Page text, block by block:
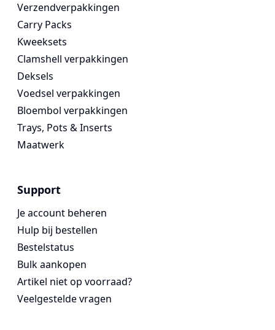
Verzendverpakkingen
Carry Packs
Kweeksets
Clamshell verpakkingen
Deksels
Voedsel verpakkingen
Bloembol verpakkingen
Trays, Pots & Inserts
Maatwerk
Support
Je account beheren
Hulp bij bestellen
Bestelstatus
Bulk aankopen
Artikel niet op voorraad?
Veelgestelde vragen